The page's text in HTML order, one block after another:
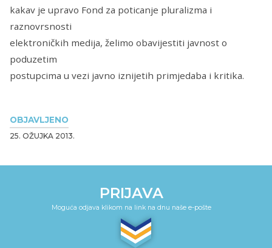
OBJAVLJENO
25. OŽUJKA 2013.
kakav je upravo Fond za poticanje pluralizma i
raznovrsnosti
elektroničkih medija, želimo obavijestiti javnost o
poduzetim
postupcima u vezi javno iznijetih primjedaba i kritika.
PRIJAVA
Moguća odjava klikom na link na dnu naše e-pošte